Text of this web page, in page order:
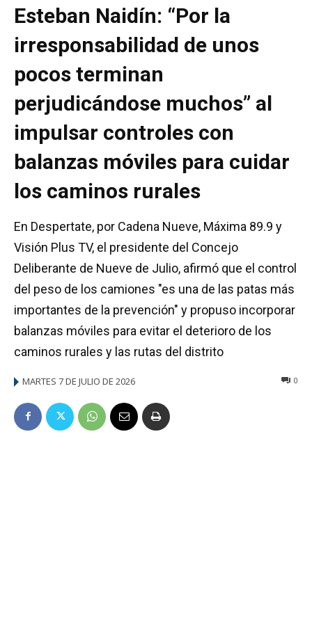
Esteban Naidín: “Por la
irresponsabilidad de unos
pocos terminan
perjudicándose muchos” al
impulsar controles con
balanzas móviles para cuidar
los caminos rurales
En Despertate, por Cadena Nueve, Máxima 89.9 y
Visión Plus TV, el presidente del Concejo
Deliberante de Nueve de Julio, afirmó que el control
del peso de los camiones "es una de las patas más
importantes de la prevención" y propuso incorporar
balanzas móviles para evitar el deterioro de los
caminos rurales y las rutas del distrito
MARTES 7 DE JULIO DE 2026 0